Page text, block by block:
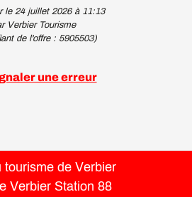
le 24 juillet 2026 à 11:13
Verbier Tourisme
de l'offre : 5905503)
une erreur
tourisme de Verbier
Verbier Station 88